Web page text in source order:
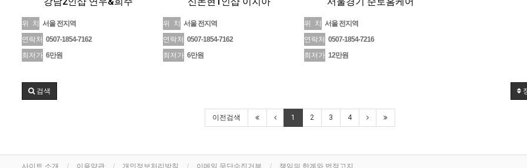
위 치
서울 전지역
연락처 0507-1854-7162
최저가 6만원
위 치
서울 전지역
연락처 0507-1854-7162
최저가 6만원
위 치
서울 전지역
연락처 0507-1854-7216
최저가 12만원
검색
이전검색 1 2 3 4